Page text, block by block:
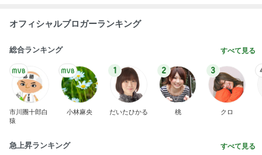
オフィシャルブロガーランキング
総合ランキング すべて見る
市川團十郎白
猿
小林麻央
1
だいたひかる
2
桃
3
クロ
急上昇ランキング すべて見る